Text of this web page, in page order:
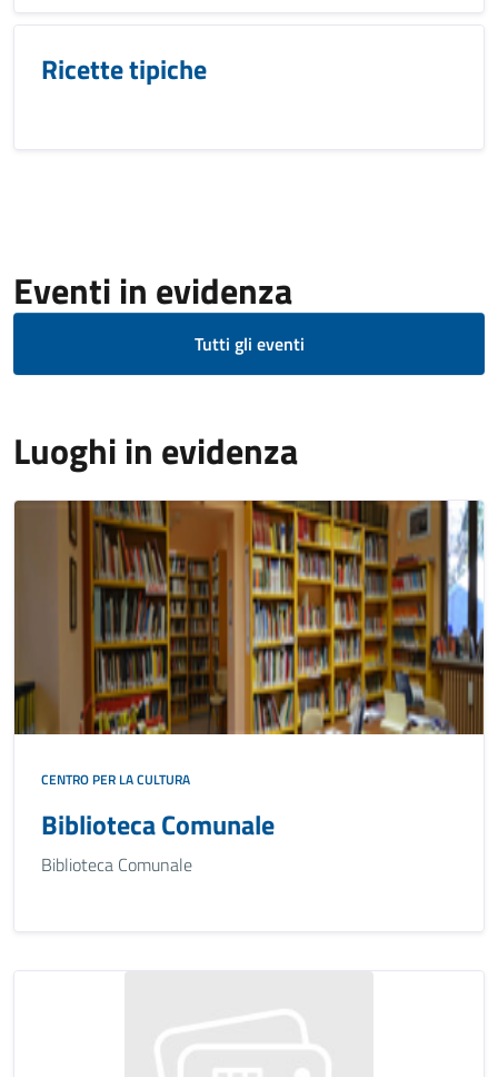
Ricette tipiche
Eventi in evidenza
Tutti gli eventi
Luoghi in evidenza
CENTRO PER LA CULTURA
Biblioteca Comunale
Biblioteca Comunale